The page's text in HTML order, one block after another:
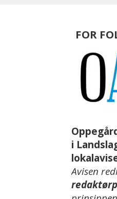
FOR
i
Avisen